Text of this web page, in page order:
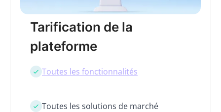
Tarification de la
plateforme
Toutes les fonctionnalités
Toutes les solutions de marché